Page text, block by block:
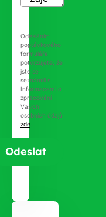
Odesláním
poptávkového
formuláře
potvrzujete, že
jste se
seznámili s
Informacemi o
zpracování
Vašich
osobních údajů
zde